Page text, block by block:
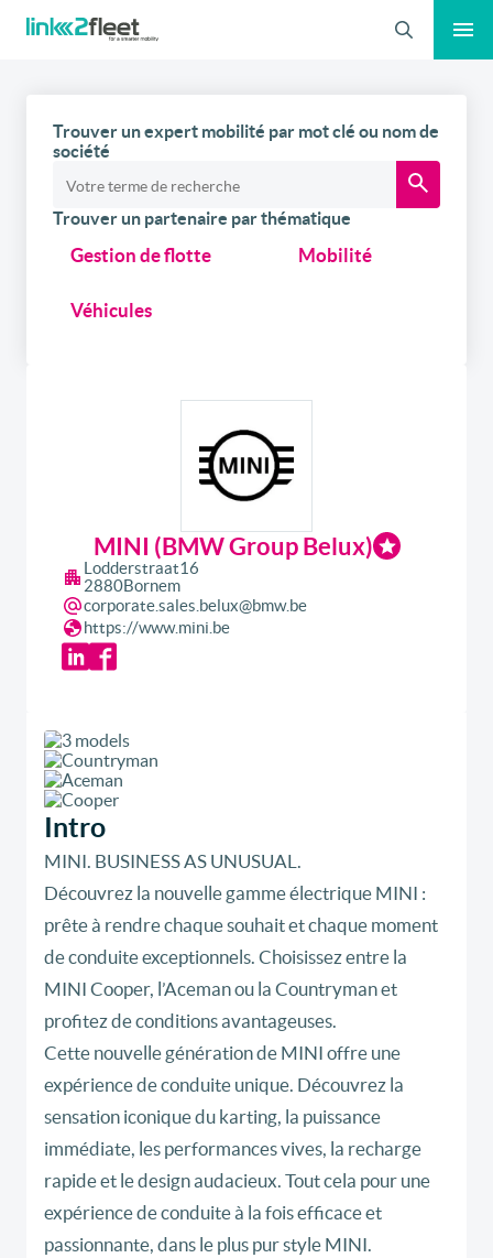
Recherche
Trouver un expert mobilité par mot clé ou nom de
société
Trouver un partenaire par thématique
Gestion de flotte Mobilité
Véhicules
MINI (BMW Group Belux)
Lodderstraat16
2880Bornem
corporate.sales.belux@bmw.be
https://www.mini.be
Intro
MINI. BUSINESS AS UNUSUAL.
Découvrez la nouvelle gamme électrique MINI :
prête à rendre chaque souhait et chaque moment
de conduite exceptionnels. Choisissez entre la
MINI Cooper, l’Aceman ou la Countryman et
profitez de conditions avantageuses.
Cette nouvelle génération de MINI offre une
expérience de conduite unique. Découvrez la
sensation iconique du karting, la puissance
immédiate, les performances vives, la recharge
rapide et le design audacieux. Tout cela pour une
expérience de conduite à la fois efficace et
passionnante, dans le plus pur style MINI.